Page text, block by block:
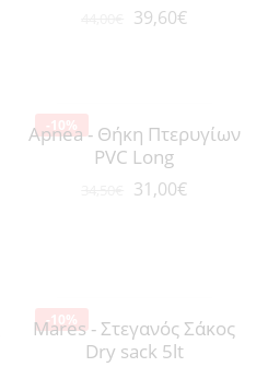
39,60€
-10%
Apnea - Θήκη Πτερυγίων
PVC Long
31,00€
-10%
Mares - Στεγανός Σάκος
Dry sack 5lt